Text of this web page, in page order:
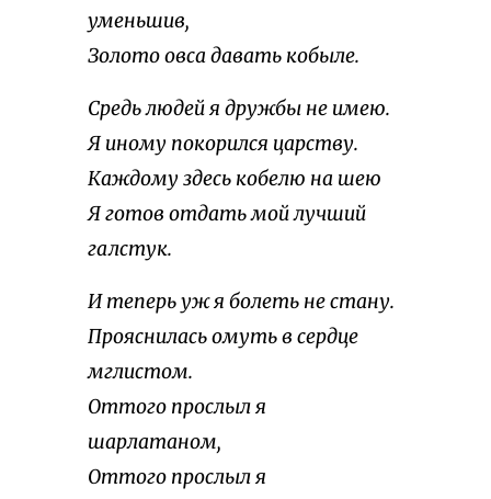
уменьшив,
Золото овса давать кобыле.
Средь людей я дружбы не имею.
Я иному покорился царству.
Каждому здесь кобелю на шею
Я готов отдать мой лучший
галстук.
И теперь уж я болеть не стану.
Прояснилась омуть в сердце
мглистом.
Оттого прослыл я
шарлатаном,
Оттого прослыл я